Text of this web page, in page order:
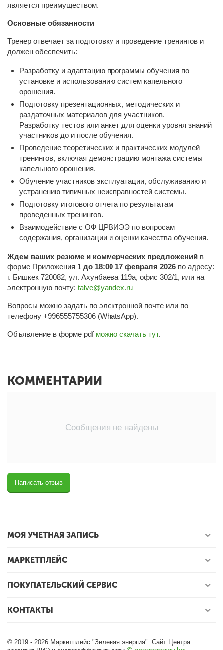
является преимуществом.
Основные обязанности
Тренер отвечает за подготовку и проведение тренингов и
должен обеспечить:
Разработку и адаптацию программы обучения по
установке и использованию систем капельного
орошения.
Подготовку презентационных, методических и
раздаточных материалов для участников.
Разработку тестов или анкет для оценки уровня знаний
участников до и после обучения.
Проведение теоретических и практических модулей
тренингов, включая демонстрацию монтажа системы
капельного орошения.
Обучение участников эксплуатации, обслуживанию и
устранению типичных неисправностей системы.
Подготовку итогового отчета по результатам
проведенных тренингов.
Взаимодействие с ОФ ЦРВИЭЭ по вопросам
содержания, организации и оценки качества обучения.
Ждем ваших резюме и коммерческих предложений в
форме Приложения 1 до 18:00 17 февраля 2026 по адресу:
г. Бишкек 720082, ул. Ахунбаева 119а, офис 302/1, или на
электронную почту: talve@yandex.ru
Вопросы можно задать по электронной почте или по
телефону +996555755306 (WhatsApp).
Объявление в форме pdf можно скачать тут.
КОММЕНТАРИИ
Сообщения не найдены
Написать отзыв
МОЯ УЧЕТНАЯ ЗАПИСЬ
МАРКЕТПЛЕЙС
ПОКУПАТЕЛЬСКИЙ СЕРВИС
КОНТАКТЫ
© 2019 - 2026 Маркетплейс "Зеленая энергия". Сайт Центра